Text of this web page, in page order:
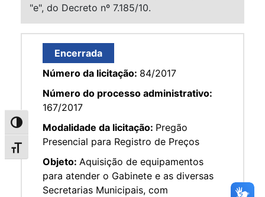
Alternar alto contraste
Alternar tamanho da fonte
"e", do Decreto nº 7.185/10.
Encerrada
Número da licitação: 84/2017
Número do processo administrativo:
167/2017
Modalidade da licitação: Pregão
Presencial para Registro de Preços
Objeto: Aquisição de equipamentos
para atender o Gabinete e as diversas
Secretarias Municipais, com